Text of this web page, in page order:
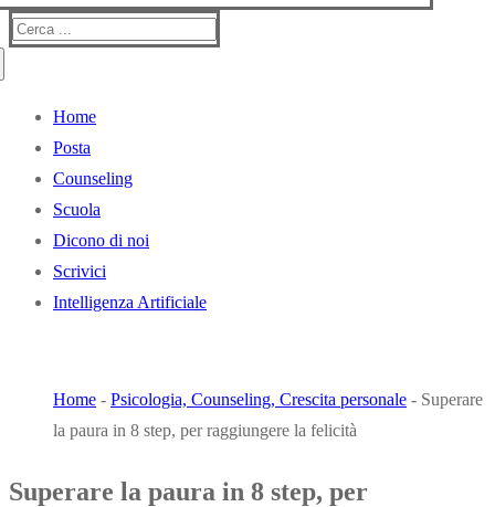
Cerca:
Home
Posta
Counseling
Scuola
Dicono di noi
Scrivici
Intelligenza Artificiale
Home - Psicologia, Counseling, Crescita personale - Superare
la paura in 8 step, per raggiungere la felicità
Superare la paura in 8 step, per